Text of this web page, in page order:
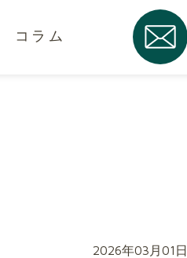
コラム
2026年03月01日